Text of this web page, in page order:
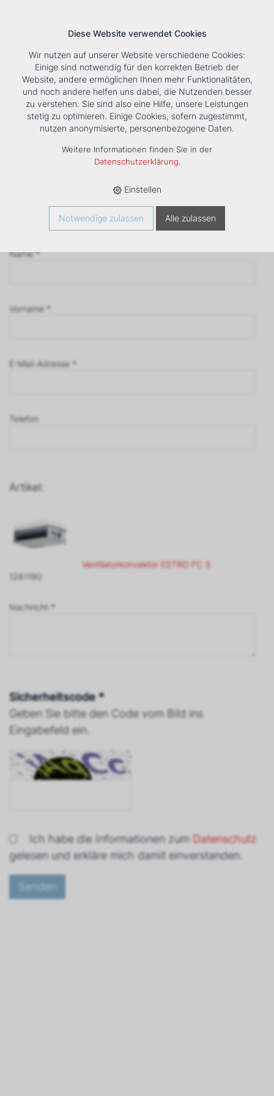
Tools Unternehmen Karriere KontaktSuche
‹ Zurück
Anfrage
Name *
Vorname *
E-Mail-Adresse *
Telefon
Artikel:
Ventilatorkonvektor ESTRO FC 3
1261190
Nachricht *
Sicherheitscode *
Geben Sie bitte den Code vom Bild ins
Eingabefeld ein.
Ich habe die Informationen zum Datenschutz
gelesen und erkläre mich damit einverstanden.
Diese Website verwendet Cookies
Wir nutzen auf unserer Website verschiedene Cookies:
Einige sind notwendig für den korrekten Betrieb der
Website, andere ermöglichen Ihnen mehr Funktionalitäten,
und noch andere helfen uns dabei, die Nutzenden besser
zu verstehen. Sie sind also eine Hilfe, unsere Leistungen
stetig zu optimieren. Einige Cookies, sofern zugestimmt,
nutzen anonymisierte, personenbezogene Daten.
Weitere Informationen finden Sie in der
Datenschutzerklärung.
Einstellen
Notwendige zulassen Alle zulassen